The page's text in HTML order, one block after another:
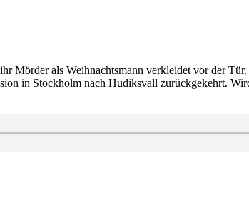
Mörder als Weihnachtsmann verkleidet vor der
in Stockholm nach Hudiksvall zurückgekehrt.